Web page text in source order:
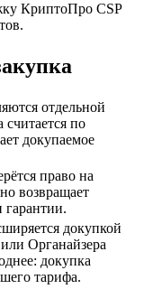
КриптоПро CSP
отдельной
по
докупаемое
право на
возвращает
гарантии.
докупкой
Органайзера
докупка
тарифа.